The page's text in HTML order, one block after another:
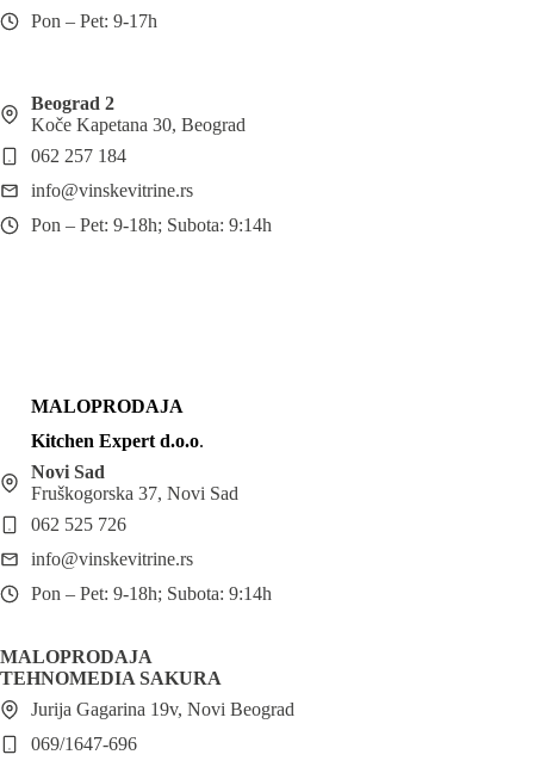
Pon – Pet: 9-17h
Beograd 2
Koče Kapetana 30, Beograd
062 257 184
info@vinskevitrine.rs
Pon – Pet: 9-18h; Subota: 9:14h
MALOPRODAJA
Kitchen Expert d.o.o.
Novi Sad
Fruškogorska 37, Novi Sad
062 525 726
info@vinskevitrine.rs
Pon – Pet: 9-18h; Subota: 9:14h
MALOPRODAJA
TEHNOMEDIA SAKURA
Jurija Gagarina 19v, Novi Beograd
069/1647-696